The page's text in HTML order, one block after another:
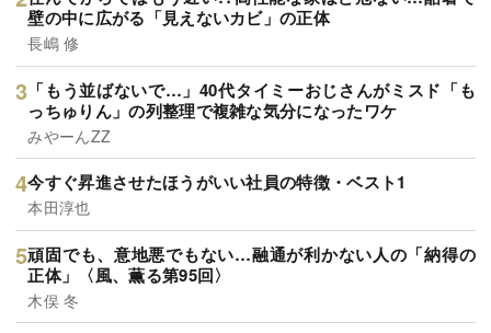
壁の中に広がる「見えないカビ」の正体
長嶋 修
「もう並ばないで…」40代タイミーおじさんがミスド「も
っちゅりん」の列整理で複雑な気分になったワケ
みやーんZZ
今すぐ昇進させたほうがいい社員の特徴・ベスト1
本田淳也
頑固でも、意地悪でもない…融通が利かない人の「納得の
正体」〈風、薫る第95回〉
木俣 冬